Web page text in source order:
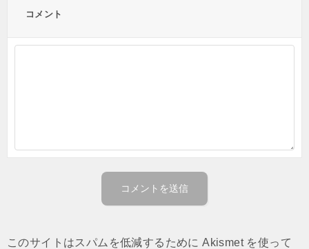
コメント
このサイトはスパムを低減するために Akismet を使って